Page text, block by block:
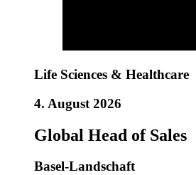
Life Sciences & Healthcare
4. August 2026
Global Head of Sales
Basel-Landschaft